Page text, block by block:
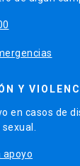
Y
en casos de
apoyo